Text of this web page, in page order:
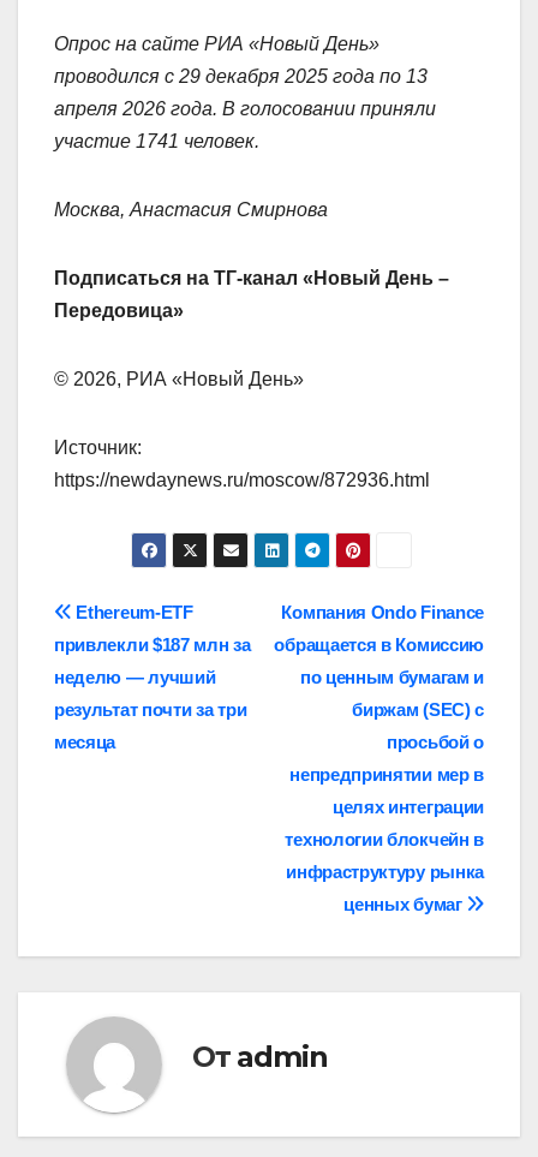
Опрос на сайте РИА «Новый День»
проводился с 29 декабря 2025 года по 13
апреля 2026 года. В голосовании приняли
участие 1741 человек.
Москва, Анастасия Смирнова
Подписаться на ТГ-канал «Новый День –
Передовица»
© 2026, РИА «Новый День»
Источник:
https://newdaynews.ru/moscow/872936.html
Навигация
по
записям
Компания Ondo Finance
обращается в Комиссию
по ценным бумагам и
биржам (SEC) с
просьбой о
непредпринятии мер в
целях интеграции
технологии блокчейн в
инфраструктуру рынка
ценных бумаг
Ethereum-ETF
привлекли $187 млн за
неделю — лучший
результат почти за три
месяца
От admin